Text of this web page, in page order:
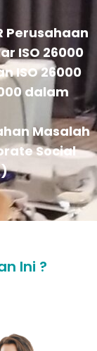
Perusahaan
ISO 26000
ISO 26000
dalam
Masalah
Social
Ini ?